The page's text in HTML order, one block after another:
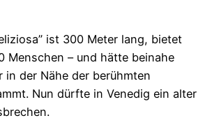
ist 300 Meter lang, bietet
Menschen – und hätte beinahe
in der Nähe der berühmten
Nun dürfte in Venedig ein alter